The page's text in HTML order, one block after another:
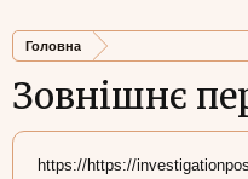
Головна
Зовнішнє
https://https://